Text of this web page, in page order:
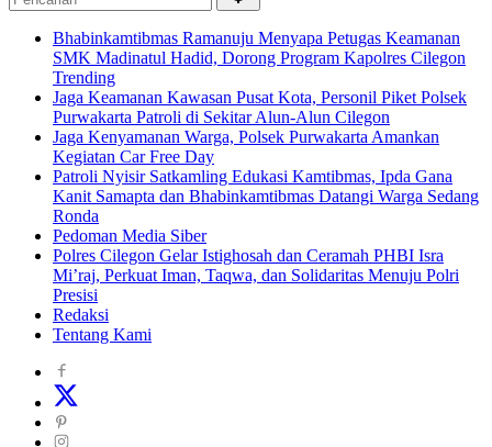
Bhabinkamtibmas Ramanuju Menyapa Petugas Keamanan
SMK Madinatul Hadid, Dorong Program Kapolres Cilegon
Trending
Jaga Keamanan Kawasan Pusat Kota, Personil Piket Polsek
Purwakarta Patroli di Sekitar Alun-Alun Cilegon
Jaga Kenyamanan Warga, Polsek Purwakarta Amankan
Kegiatan Car Free Day
Patroli Nyisir Satkamling Edukasi Kamtibmas, Ipda Gana
Kanit Samapta dan Bhabinkamtibmas Datangi Warga Sedang
Ronda
Pedoman Media Siber
Polres Cilegon Gelar Istighosah dan Ceramah PHBI Isra
Mi’raj, Perkuat Iman, Taqwa, dan Solidaritas Menuju Polri
Presisi
Redaksi
Tentang Kami